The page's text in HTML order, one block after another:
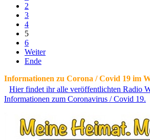
2
3
4
5
6
Weiter
Ende
Informationen zu Corona / Covid 19 im
Hier findet ihr alle veröffentlichten Radio
Informationen zum Coronavirus / Covid 19.